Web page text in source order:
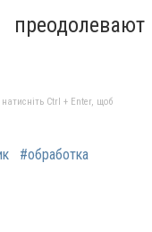
Ctrl + Enter, щоб
#обработка